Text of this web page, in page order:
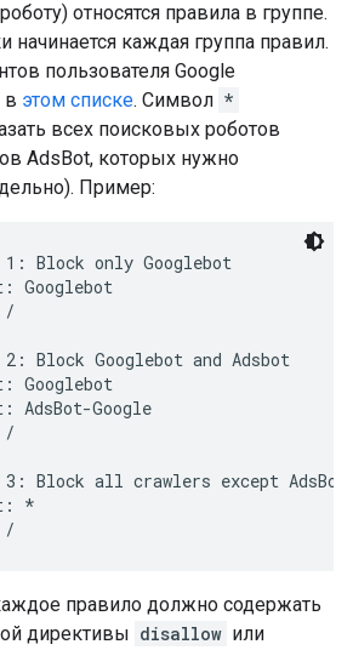
относятся правила в группе.
начинается каждая группа правил.
пользователя Google
в этом списке. Символ *
всех поисковых роботов
AdsBot, которых нужно
Пример:
1: Block only Googlebot
Googlebot
/
2: Block Googlebot and Adsbot
Googlebot
AdsBot-Google
/
3: Block all crawlers except
*
/
правило должно содержать
директивы disallow или